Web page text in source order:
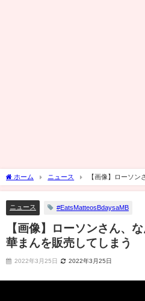
ホーム ニュース
【画像】ローソ
販売してしまう
ニュース #EatsMatteosBdaysaMB
【画像】ローソンさん、
華まんを販売してしまう
2022年3月25日 2022年3月25日